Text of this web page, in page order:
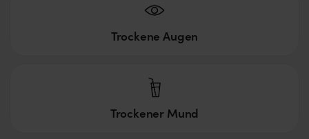
Trockene Augen
Trockener Mund